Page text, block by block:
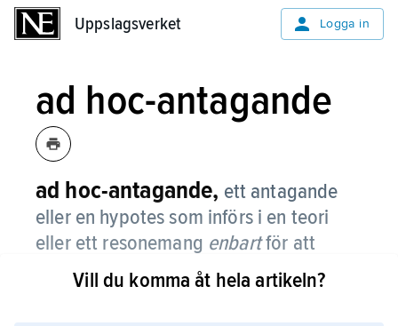
Uppslagsverket Logga in
ad hoc-antagande
ad hoc-antagande, ett antagande
eller en hypotes som införs i en teori
eller ett resonemang enbartför att
förklara ett visst faktum, och som alltså
inte kan rättfärdigas oberoende av
Vill du komma åt hela artikeln?